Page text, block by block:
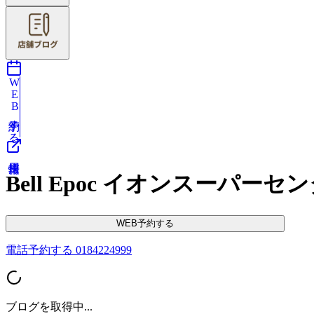
WEB予約する
Bell Epoc イオンスーパーセ
WEB予約する
電話予約する 0184224999
ブログを取得中...